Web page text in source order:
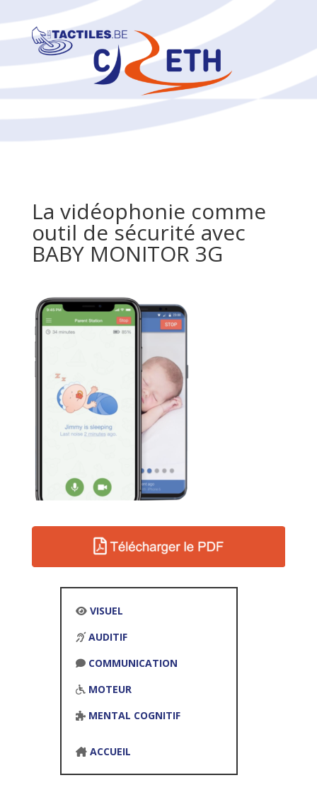
La vidéophonie comme
outil de sécurité avec
BABY MONITOR 3G
VISUEL
AUDITIF
COMMUNICATION
MOTEUR
MENTAL COGNITIF
ACCUEIL